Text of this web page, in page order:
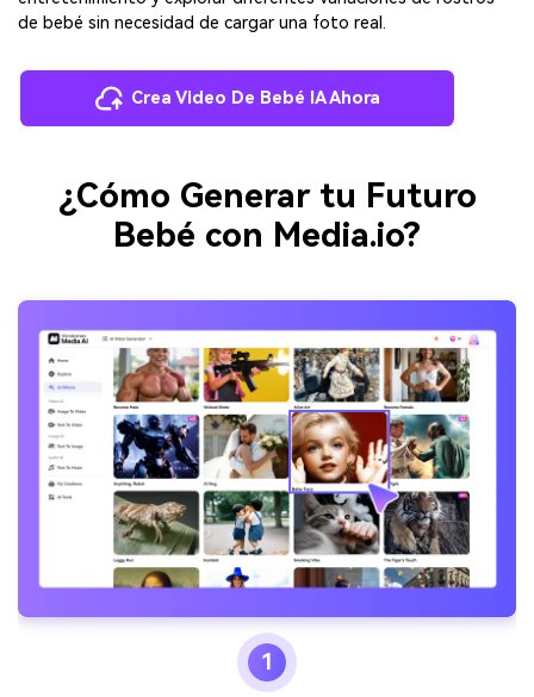
de bebé sin necesidad de cargar una foto real.
Crea Video De Bebé IA Ahora
¿Cómo Generar tu Futuro
Bebé con Media.io?
1